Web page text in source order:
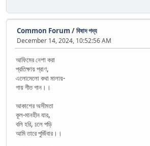
Common Forum /বিষাদ গদ্য
December 14, 2024, 10:52:56 AM
আফিমের নেশা করা
প্রতিক্ষায় প্রাণ,
এলোমেলো কথা মালায়-
গায় গীত গান।।
আকাশের অসীমতা
কূল-মানহীন যার,
বলি হরি, ঢলে পড়ি
আমি তারে পুজিঁবার।।